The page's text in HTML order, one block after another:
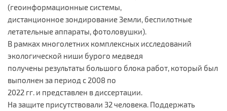
(геоинформационные системы,
дистанционное зондирование Земли, беспилотные
летательные аппараты, фотоловушки).
В рамках многолетних комплексных исследований
экологической ниши бурого медведя
получены результаты большого блока работ, который был
выполнен за период с 2008 по
2022 гг. и представлен в диссертации.
На защите присутствовали 32 человека. Поддержать